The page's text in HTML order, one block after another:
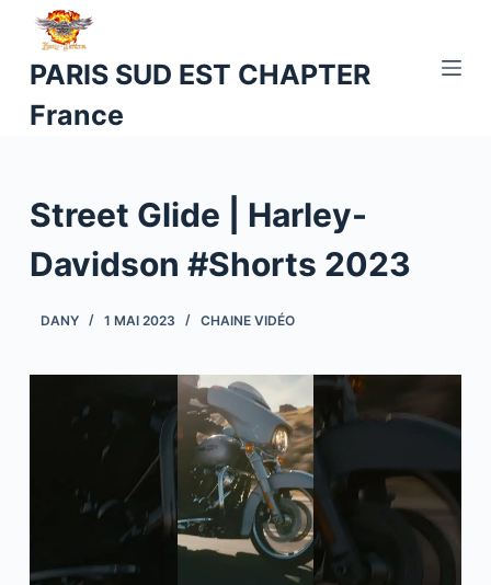
u
c
o
PARIS SUD EST CHAPTER
France
Street Glide | Harley-
Davidson #Shorts 2023
DANY 1 MAI 2023 CHAINE VIDÉO